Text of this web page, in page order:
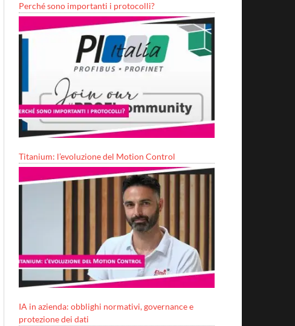
Perché sono importanti i protocolli?
Titanium: l’evoluzione del Motion Control
IA in azienda: obblighi normativi, governance e
protezione dei dati